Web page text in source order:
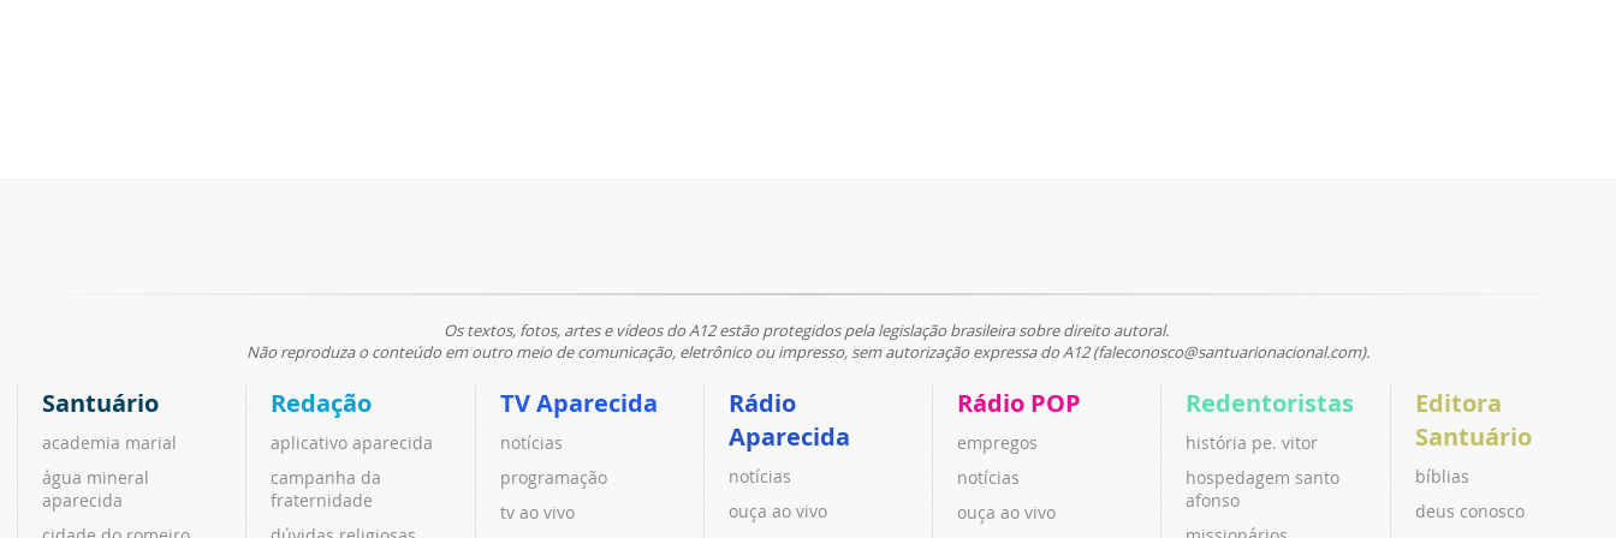
Os textos, fotos, artes e vídeos do A12 estão protegidos pela legislação brasileira sobre direito autoral.
Não reproduza o conteúdo em outro meio de comunicação, eletrônico ou impresso, sem autorização expressa do A12 (faleconosco@santuarionacional.com).
Santuário
academia marial
água mineral
aparecida
Redação
aplicativo aparecida
campanha da
fraternidade
TV Aparecida
notícias
programação
tv ao vivo
Rádio
Aparecida
notícias
ouça ao vivo
Rádio POP
empregos
notícias
ouça ao vivo
Redentoristas
história pe. vitor
hospedagem santo
afonso
Editora
Santuário
bíblias
deus conosco